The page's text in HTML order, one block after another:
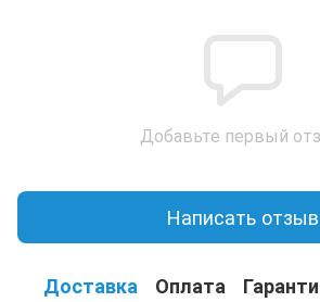
Добавьте первый
Написать отзыв
Доставка Оплата